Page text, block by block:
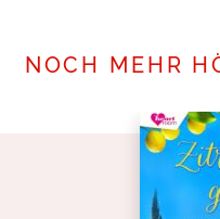
NOCH MEHR